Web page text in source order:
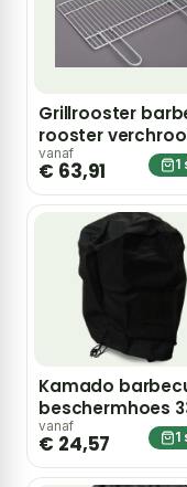
Grillrooster
rooster
55x35cm
vanaf
€ 63,91 1
Kamado
beschermhoes
vanaf
€ 24,57 1